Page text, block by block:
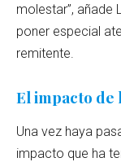
molestar”, añade
poner especial
remitente.
El impacto
Una vez haya
impacto que ha